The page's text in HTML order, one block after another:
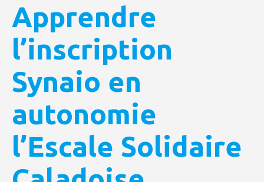
Apprendre
l’inscription
Synaio en
autonomie
l’Escale Solidaire